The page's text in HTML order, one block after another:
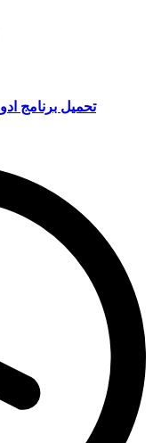
تحميل برنامج ادوبي بريمير برو